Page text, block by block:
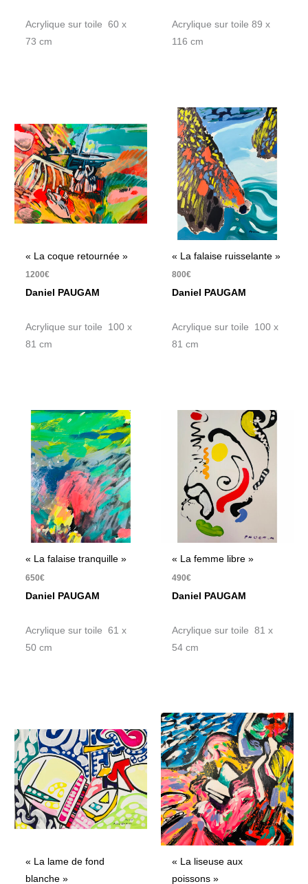
Acrylique sur toile 60 x
73 cm
Acrylique sur toile 89 x
116 cm
« La coque retournée »
1200€
Daniel PAUGAM
Acrylique sur toile 100 x
81 cm
« La falaise ruisselante »
800€
Daniel PAUGAM
Acrylique sur toile 100 x
81 cm
« La falaise tranquille »
650€
Daniel PAUGAM
Acrylique sur toile 61 x
50 cm
« La femme libre »
490€
Daniel PAUGAM
Acrylique sur toile 81 x
54 cm
« La lame de fond
blanche »
« La liseuse aux
poissons »